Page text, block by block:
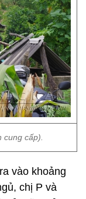
cấp).
vào khoảng
chị P và